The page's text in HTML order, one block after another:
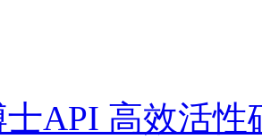
API 高效活性